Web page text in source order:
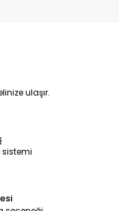
ulaşır.
sistemi